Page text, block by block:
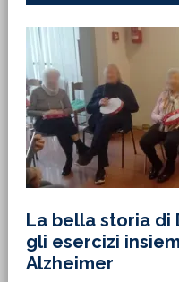
La bella storia di
gli esercizi
Alzheimer